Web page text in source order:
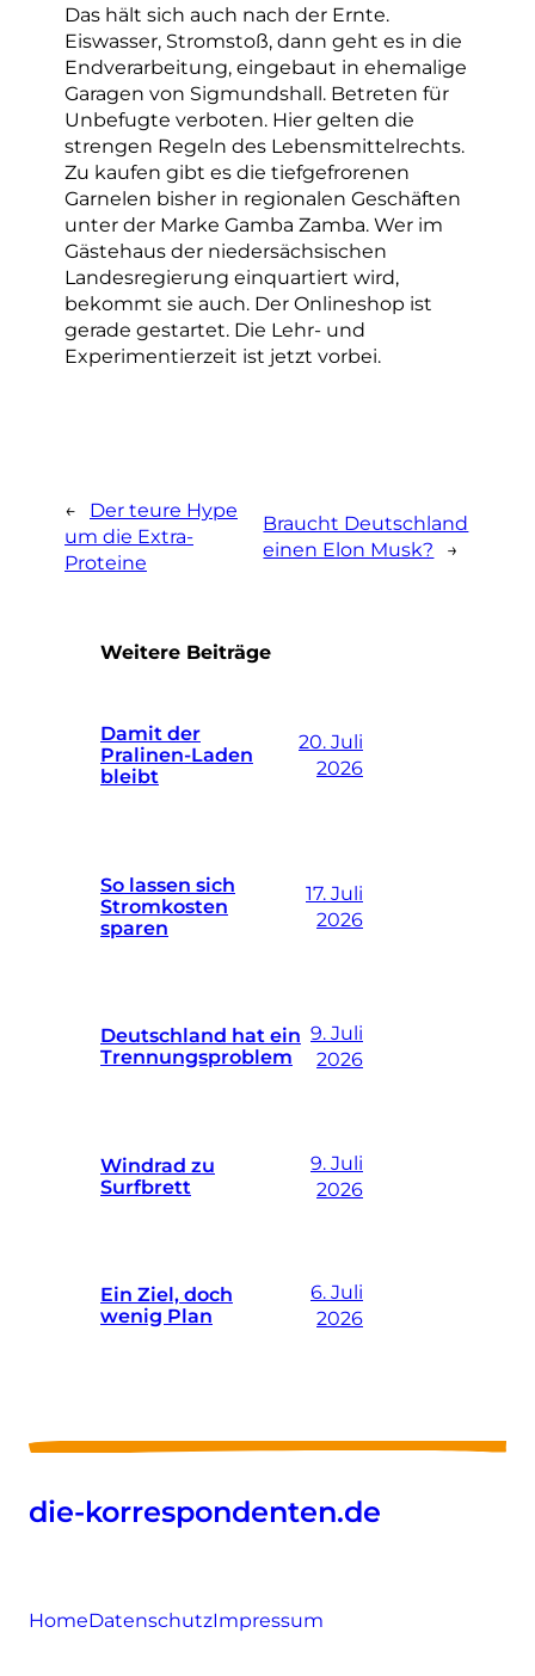
Das hält sich auch nach der Ernte.
Eiswasser, Stromstoß, dann geht es in die
Endverarbeitung, eingebaut in ehemalige
Garagen von Sigmundshall. Betreten für
Unbefugte verboten. Hier gelten die
strengen Regeln des Lebensmittelrechts.
Zu kaufen gibt es die tiefgefrorenen
Garnelen bisher in regionalen Geschäften
unter der Marke Gamba Zamba. Wer im
Gästehaus der niedersächsischen
Landesregierung einquartiert wird,
bekommt sie auch. Der Onlineshop ist
gerade gestartet. Die Lehr- und
Experimentierzeit ist jetzt vorbei.
←
Der teure Hype
um die Extra-
Proteine
Braucht Deutschland
einen Elon Musk?
→
Weitere Beiträge
Damit der
Pralinen-Laden
bleibt
20. Juli
2026
So lassen sich
Stromkosten
sparen
17. Juli
2026
Deutschland hat ein
Trennungsproblem
9. Juli
2026
Windrad zu
Surfbrett
9. Juli
2026
Ein Ziel, doch
wenig Plan
6. Juli
2026
die-korrespondenten.de
HomeDatenschutzImpressum